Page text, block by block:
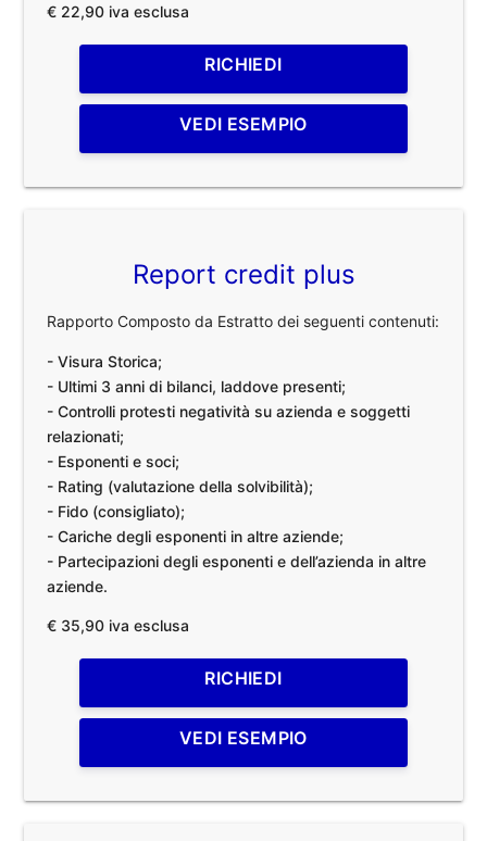
€ 22,90 iva esclusa
RICHIEDI
VEDI ESEMPIO
Report credit plus
Rapporto Composto da Estratto dei seguenti contenuti:
- Visura Storica;
- Ultimi 3 anni di bilanci, laddove presenti;
- Controlli protesti negatività su azienda e soggetti
relazionati;
- Esponenti e soci;
- Rating (valutazione della solvibilità);
- Fido (consigliato);
- Cariche degli esponenti in altre aziende;
- Partecipazioni degli esponenti e dell’azienda in altre
aziende.
€ 35,90 iva esclusa
RICHIEDI
VEDI ESEMPIO